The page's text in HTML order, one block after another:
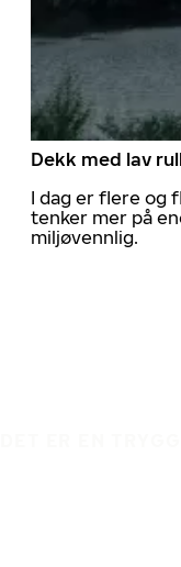
Dekk med lav
I dag er flere og
tenker mer på
miljøvennlig.